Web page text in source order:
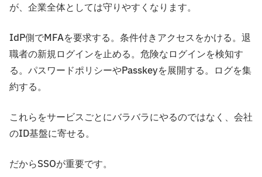
が、企業全体としては守りやすくなります。
IdP側でMFAを要求する。条件付きアクセスをかける。退
職者の新規ログインを止める。危険なログインを検知す
る。パスワードポリシーやPasskeyを展開する。ログを集
約する。
これらをサービスごとにバラバラにやるのではなく、会社
のID基盤に寄せる。
だからSSOが重要です。